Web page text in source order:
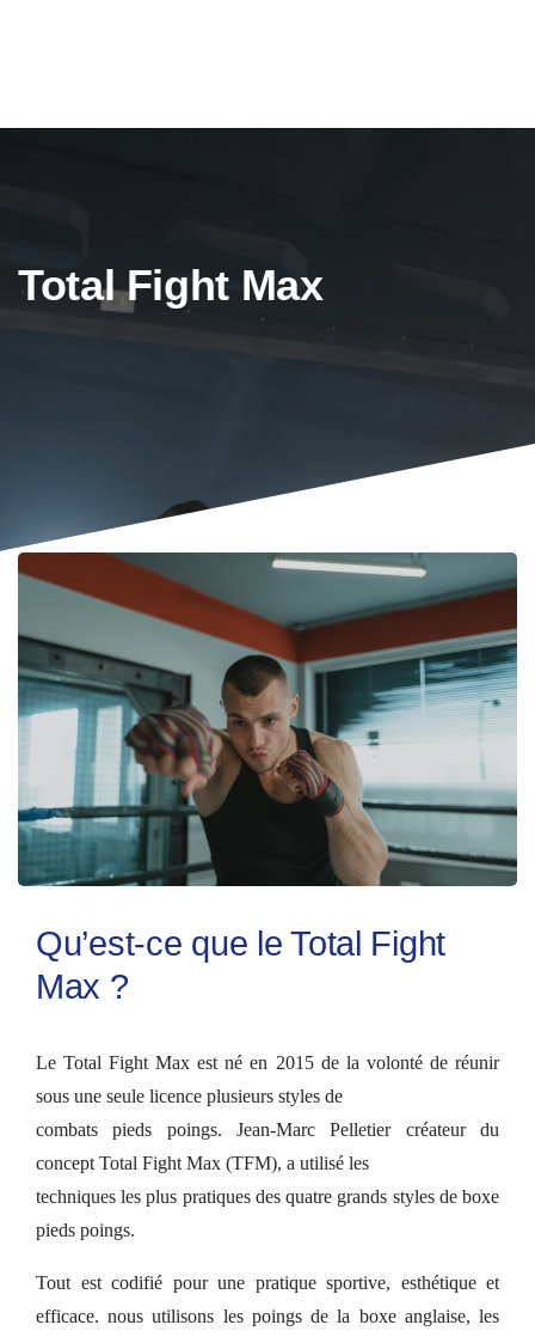
Total Fight Max
Qu’est-ce que le Total Fight
Max ?
Le Total Fight Max est né en 2015 de la volonté de réunir
sous une seule licence plusieurs styles de
combats pieds poings. Jean-Marc Pelletier créateur du
concept Total Fight Max (TFM), a utilisé les
techniques les plus pratiques des quatre grands styles de boxe
pieds poings.
Tout est codifié pour une pratique sportive, esthétique et
efficace. nous utilisons les poings de la boxe anglaise, les